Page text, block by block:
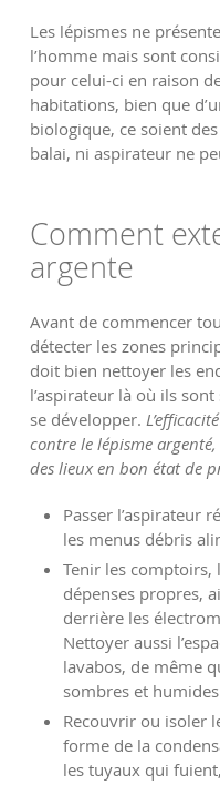
Les lépismes ne
l’homme mais sont
pour celui-ci en raison
habitations, bien que
biologique, ce soient
balai, ni aspirateur ne
Comment
argente
Avant de commencer
détecter les zones
doit bien nettoyer les
l’aspirateur là où ils
se développer.
contre le lépisme
des lieux en bon état de
Passer l’aspirateur
les menus débris
Tenir les comptoirs,
dépenses propres,
derrière les
Nettoyer aussi
lavabos, de même
sombres et
Recouvrir ou isoler
forme de la
les tuyaux qui